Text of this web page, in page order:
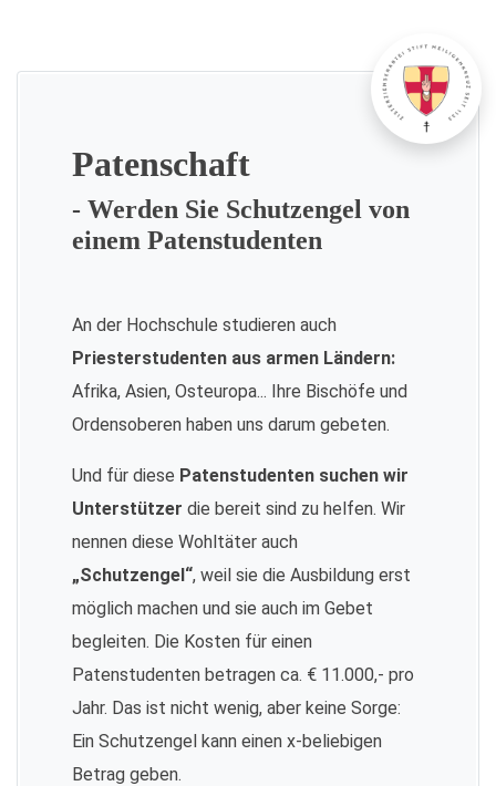
Patenschaft
- Werden Sie Schutzengel von
einem Patenstudenten
An der Hochschule studieren auch
Priesterstudenten aus armen Ländern:
Afrika, Asien, Osteuropa... Ihre Bischöfe und
Ordensoberen haben uns darum gebeten.
Und für diese Patenstudenten suchen wir
Unterstützer die bereit sind zu helfen. Wir
nennen diese Wohltäter auch
„Schutzengel“, weil sie die Ausbildung erst
möglich machen und sie auch im Gebet
begleiten. Die Kosten für einen
Patenstudenten betragen ca. € 11.000,- pro
Jahr. Das ist nicht wenig, aber keine Sorge:
Ein Schutzengel kann einen x-beliebigen
Betrag geben.